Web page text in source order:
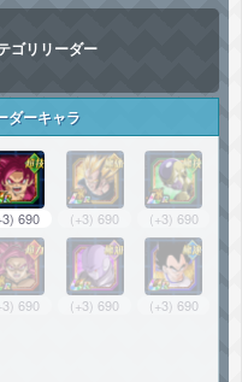
ゴリリーダー
ダーキャラ
690 (+3) 690 (+3) 690
690 (+3) 690 (+3) 690